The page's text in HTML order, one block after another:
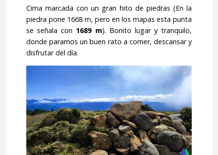
Cima marcada con un gran hito de piedras (En la
piedra pone 1668 m, pero en los mapas esta punta
se señala con 1689 m). Bonito lugar y tranquilo,
donde paramos un buen rato a comer, descansar y
disfrutar del día.